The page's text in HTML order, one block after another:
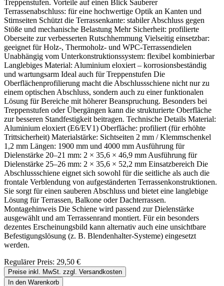
Treppenstufen. Vorteile auf einen Blick Sauberer
Terrassenabschluss: für eine hochwertige Optik an Kanten und
Stirnseiten Schützt die Terrassenkante: stabiler Abschluss gegen
Stöße und mechanische Belastung Mehr Sicherheit: profilierte
Oberseite zur verbesserten Rutschhemmung Vielseitig einsetzbar:
geeignet für Holz-, Thermoholz- und WPC-Terrassendielen
Unabhängig vom Unterkonstruktionssystem: flexibel kombinierbar
Langlebiges Material: Aluminium eloxiert – korrosionsbeständig
und wartungsarm Ideal auch für Treppenstufen Die
Oberflächenprofilierung macht die Abschlussschiene nicht nur zu
einem optischen Abschluss, sondern auch zu einer funktionalen
Lösung für Bereiche mit höherer Beanspruchung. Besonders bei
Treppenstufen oder Übergängen kann die strukturierte Oberfläche
zur besseren Standfestigkeit beitragen. Technische Details Material:
Aluminium eloxiert (E6/EV1) Oberfläche: profiliert (für erhöhte
Trittsicherheit) Materialstärke: Sichtseiten 2 mm / Klemmschenkel
1,2 mm Längen: 1900 mm und 4000 mm Ausführung für
Dielenstärke 20–21 mm: 2 × 35,6 × 46,9 mm Ausführung für
Dielenstärke 25–26 mm: 2 × 35,6 × 52,2 mm Einsatzbereich Die
Abschlussschiene eignet sich sowohl für die seitliche als auch die
frontale Verblendung von aufgeständerten Terrassenkonstruktionen.
Sie sorgt für einen sauberen Abschluss und bietet eine langlebige
Lösung für Terrassen, Balkone oder Dachterrassen.
Montagehinweis Die Schiene wird passend zur Dielenstärke
ausgewählt und am Terrassenrand montiert. Für ein besonders
dezentes Erscheinungsbild kann alternativ auch eine unsichtbare
Befestigungslösung (z. B. Blendenhalter-Systeme) eingesetzt
werden.
Regulärer Preis: 29,50 €
Preise inkl. MwSt. zzgl. Versandkosten
In den Warenkorb